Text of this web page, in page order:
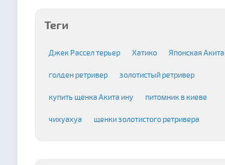
Теги
Джек Рассел терьер Хатико Японская Акита
голден ретривер золотистый ретривер
купить щенка Акита ину питомник в киеве
чихуахуа щенки золотистого ретривера